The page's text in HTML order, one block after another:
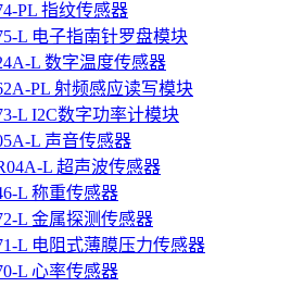
PL 指纹传感器
L 电子指南针罗盘模块
L 数字温度传感器
PL 射频感应读写模块
L I2C数字功率计模块
L 声音传感器
L 超声波传感器
L 称重传感器
L 金属探测传感器
L 电阻式薄膜压力传感器
L 心率传感器